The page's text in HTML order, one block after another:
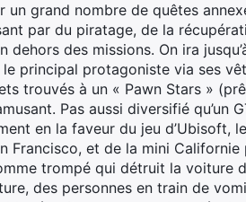
un grand nombre de quêtes
par du piratage, de la
dehors des missions. On ira
principal protagoniste via ses
trouvés à un « Pawn Stars »
Pas aussi diversifié
en la faveur du jeu
Francisco, et de la mini
trompé qui détruit la voiture
des personnes en train de